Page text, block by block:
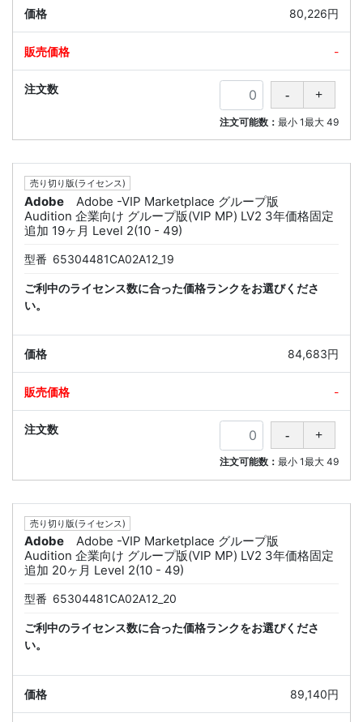
80,226円
-
注文可能数： 最小 1最大 49
売り切り版(ライセンス)
Adobe
Adobe -VIP Marketplace グループ版
Audition 企業向け グループ版(VIP MP) LV2 3年価格固定
追加 19ヶ月 Level 2(10 - 49)
型番 65304481CA02A12_19
ご利中のライセンス数に合った価格ランクをお選びくださ
い。
84,683円
-
注文可能数： 最小 1最大 49
売り切り版(ライセンス)
Adobe
Adobe -VIP Marketplace グループ版
Audition 企業向け グループ版(VIP MP) LV2 3年価格固定
追加 20ヶ月 Level 2(10 - 49)
型番 65304481CA02A12_20
ご利中のライセンス数に合った価格ランクをお選びくださ
い。
89,140円